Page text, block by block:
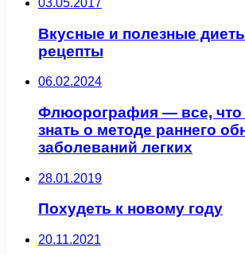
Вкусные и полезные
рецепты
06.02.2024
Флюорография — все, что
знать о методе раннего
заболеваний легких
28.01.2019
Похудеть к новому году
20.11.2021